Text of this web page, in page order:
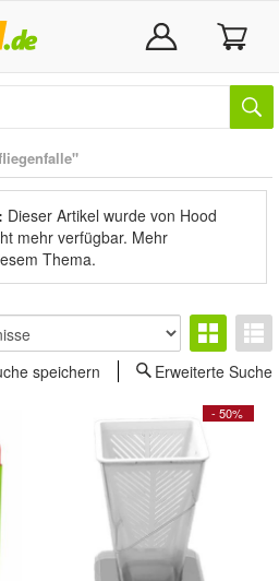
Dieser Artikel wurde von Hood
mehr verfügbar. Mehr
Thema.
speichern
Erweiterte Suche
- 50%